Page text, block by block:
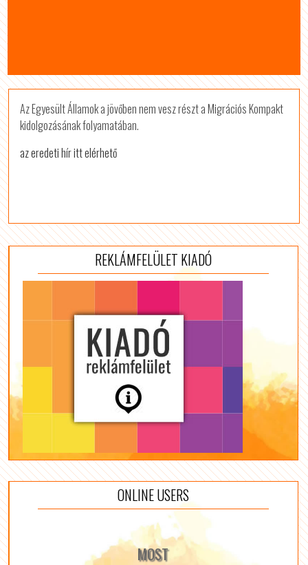
Az Egyesült Államok a jövőben nem vesz részt a Migrációs Kompakt
kidolgozásának folyamatában.
az eredeti hír itt elérhető
REKLÁMFELÜLET KIADÓ
ONLINE USERS
MOST